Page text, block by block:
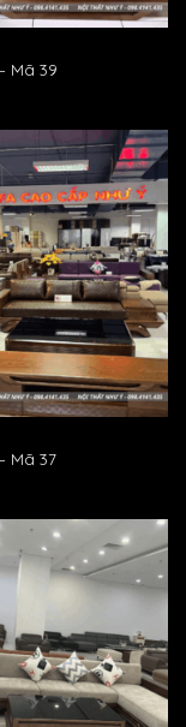
Mã 39
Mã 37